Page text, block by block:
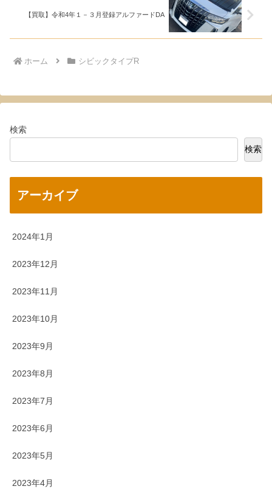
【買取】令和4年１－３月登録アルファードDA
ホーム シビックタイプR
検索
検索
アーカイブ
2024年1月
2023年12月
2023年11月
2023年10月
2023年9月
2023年8月
2023年7月
2023年6月
2023年5月
2023年4月